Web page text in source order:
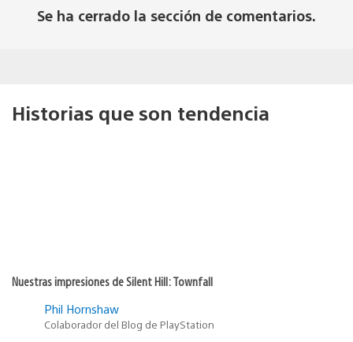
Se ha cerrado la sección de comentarios.
Historias que son tendencia
Nuestras impresiones de Silent Hill: Townfall
Phil Hornshaw
Colaborador del Blog de PlayStation